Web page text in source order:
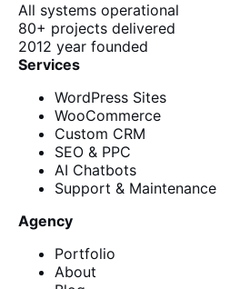
All systems operational
80+ projects delivered
2012 year founded
Services
WordPress Sites
WooCommerce
Custom CRM
SEO & PPC
AI Chatbots
Support & Maintenance
Agency
Portfolio
About